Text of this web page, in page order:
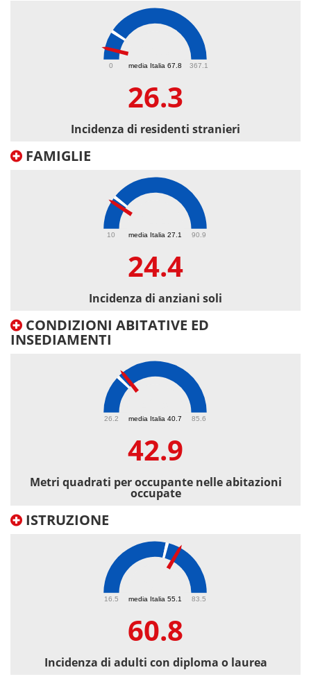
media Italia 67.8
0 367.1
26.3
Incidenza di residenti stranieri
FAMIGLIE
media Italia 27.1
10 90.9
24.4
Incidenza di anziani soli
CONDIZIONI ABITATIVE ED
INSEDIAMENTI
media Italia 40.7
26.2 85.6
42.9
Metri quadrati per occupante nelle abitazioni
occupate
ISTRUZIONE
media Italia 55.1
16.5 83.5
60.8
Incidenza di adulti con diploma o laurea